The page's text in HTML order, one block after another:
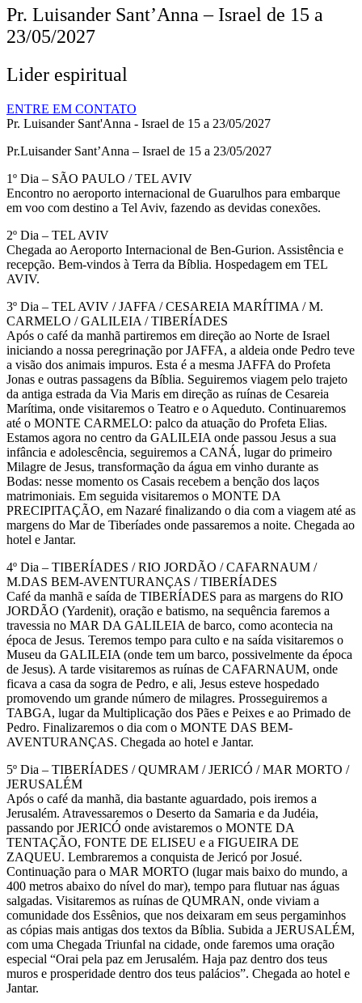
Pr. Luisander Sant’Anna – Israel de 15 a
23/05/2027
Lider espiritual
ENTRE EM CONTATO
Pr. Luisander Sant'Anna - Israel de 15 a 23/05/2027
Pr.Luisander Sant’Anna – Israel de 15 a 23/05/2027
1º Dia – SÃO PAULO / TEL AVIV
Encontro no aeroporto internacional de Guarulhos para embarque
em voo com destino a Tel Aviv, fazendo as devidas conexões.
2º Dia – TEL AVIV
Chegada ao Aeroporto Internacional de Ben-Gurion. Assistência e
recepção. Bem-vindos à Terra da Bíblia. Hospedagem em TEL
AVIV.
3º Dia – TEL AVIV / JAFFA / CESAREIA MARÍTIMA / M.
CARMELO / GALILEIA / TIBERÍADES
Após o café da manhã partiremos em direção ao Norte de Israel
iniciando a nossa peregrinação por JAFFA, a aldeia onde Pedro teve
a visão dos animais impuros. Esta é a mesma JAFFA do Profeta
Jonas e outras passagens da Bíblia. Seguiremos viagem pelo trajeto
da antiga estrada da Via Maris em direção as ruínas de Cesareia
Marítima, onde visitaremos o Teatro e o Aqueduto. Continuaremos
até o MONTE CARMELO: palco da atuação do Profeta Elias.
Estamos agora no centro da GALILEIA onde passou Jesus a sua
infância e adolescência, seguiremos a CANÁ, lugar do primeiro
Milagre de Jesus, transformação da água em vinho durante as
Bodas: nesse momento os Casais recebem a benção dos laços
matrimoniais. Em seguida visitaremos o MONTE DA
PRECIPITAÇÃO, em Nazaré finalizando o dia com a viagem até as
margens do Mar de Tiberíades onde passaremos a noite. Chegada ao
hotel e Jantar.
4º Dia – TIBERÍADES / RIO JORDÃO / CAFARNAUM /
M.DAS BEM-AVENTURANÇAS / TIBERÍADES
Café da manhã e saída de TIBERÍADES para as margens do RIO
JORDÃO (Yardenit), oração e batismo, na sequência faremos a
travessia no MAR DA GALILEIA de barco, como acontecia na
época de Jesus. Teremos tempo para culto e na saída visitaremos o
Museu da GALILEIA (onde tem um barco, possivelmente da época
de Jesus). A tarde visitaremos as ruínas de CAFARNAUM, onde
ficava a casa da sogra de Pedro, e ali, Jesus esteve hospedado
promovendo um grande número de milagres. Prosseguiremos a
TABGA, lugar da Multiplicação dos Pães e Peixes e ao Primado de
Pedro. Finalizaremos o dia com o MONTE DAS BEM-
AVENTURANÇAS. Chegada ao hotel e Jantar.
5º Dia – TIBERÍADES / QUMRAM / JERICÓ / MAR MORTO /
JERUSALÉM
Após o café da manhã, dia bastante aguardado, pois iremos a
Jerusalém. Atravessaremos o Deserto da Samaria e da Judéia,
passando por JERICÓ onde avistaremos o MONTE DA
TENTAÇÃO, FONTE DE ELISEU e a FIGUEIRA DE
ZAQUEU. Lembraremos a conquista de Jericó por Josué.
Continuação para o MAR MORTO (lugar mais baixo do mundo, a
400 metros abaixo do nível do mar), tempo para flutuar nas águas
salgadas. Visitaremos as ruínas de QUMRAN, onde viviam a
comunidade dos Essênios, que nos deixaram em seus pergaminhos
as cópias mais antigas dos textos da Bíblia. Subida a JERUSALÉM,
com uma Chegada Triunfal na cidade, onde faremos uma oração
especial “Orai pela paz em Jerusalém. Haja paz dentro dos teus
muros e prosperidade dentro dos teus palácios”. Chegada ao hotel e
Jantar.